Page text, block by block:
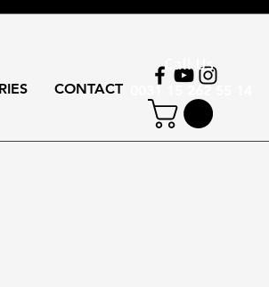
Call Us
0031 15 262 55 14
CONTACT